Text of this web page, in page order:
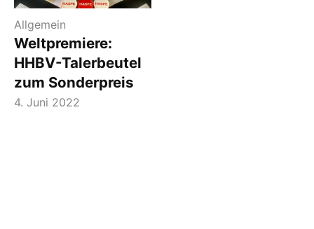
Allgemein
Weltpremiere:
HHBV-Talerbeutel
zum Sonderpreis
4. Juni 2022